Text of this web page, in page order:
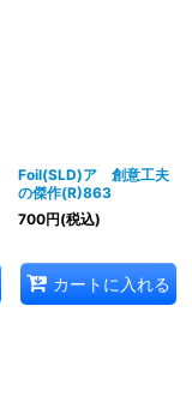
Foil(SLD)ア 創意工夫
の傑作(R)863
700円(税込)
カートに入れる